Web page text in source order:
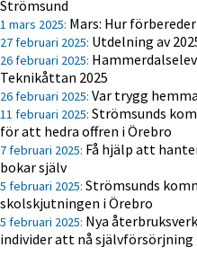
Strömsund
1 mars 2025: Mars: Hur
27 februari 2025: Utdelning av
26 februari 2025:
Teknikåttan 2025
26 februari 2025: Var trygg
11 februari 2025: Strömsunds
för att hedra offren i Örebro
7 februari 2025: Få hjälp att
bokar själv
5 februari 2025: Strömsunds
skolskjutningen i Örebro
5 februari 2025: Nya
individer att nå självförsörjning